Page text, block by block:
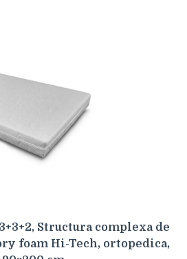
Structura complexa de
foam Hi-Tech, ortopedica,